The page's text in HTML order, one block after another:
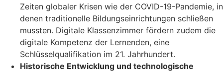
Zeiten globaler Krisen wie der COVID-19-Pandemie, in
denen traditionelle Bildungseinrichtungen schließen
mussten. Digitale Klassenzimmer fördern zudem die
digitale Kompetenz der Lernenden, eine
Schlüsselqualifikation im 21. Jahrhundert.
Historische Entwicklung und technologische